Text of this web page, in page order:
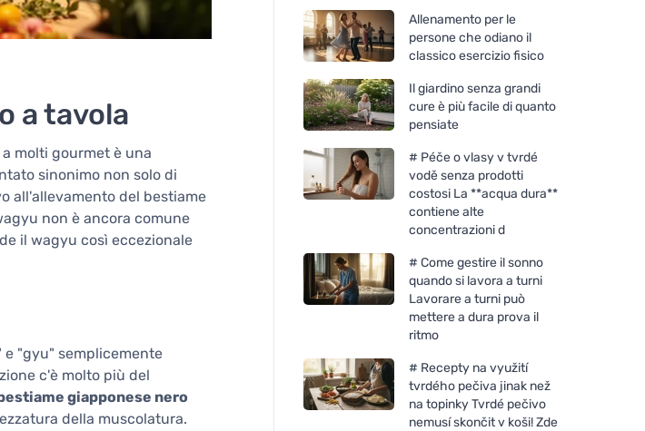
a tavola
molti gourmet è una
sinonimo non solo di
all'allevamento del bestiame
non è ancora comune
il wagyu così eccezionale
e "gyu" semplicemente
c'è molto più del
giapponese nero
della muscolatura.
Allenamento per le
persone che odiano il
classico esercizio fisico
Il giardino senza grandi
cure è più facile di quanto
pensiate
# Péče o vlasy v tvrdé
vodě senza prodotti
costosi La **acqua dura**
contiene alte
concentrazioni d
# Come gestire il sonno
quando si lavora a turni
Lavorare a turni può
mettere a dura prova il
ritmo
# Recepty na využití
tvrdého pečiva jinak než
na topinky Tvrdé pečivo
nemusí skončit v koši! Zde